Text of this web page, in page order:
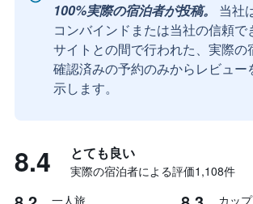
100%実際の宿泊者が投稿。
当社
コンバインドまたは当社の信頼で
サイトとの間で行われた、実際の
確認済みの予約のみからレビュー
示します。
8.4 とても良い
実際の宿泊者による評価1,108​件
一人旅 カッ